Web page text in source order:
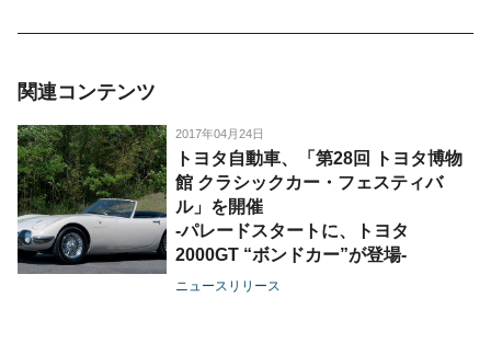
関連コンテンツ
2017年04月24日
トヨタ自動車、「第28回 トヨタ博物
館 クラシックカー・フェスティバ
ル」を開催
-パレードスタートに、トヨタ
2000GT “ボンドカー”が登場-
ニュースリリース